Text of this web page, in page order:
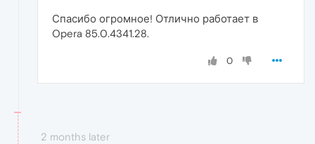
Спасибо огромное! Отлично работает в
Opera 85.0.4341.28.
0
2 months later